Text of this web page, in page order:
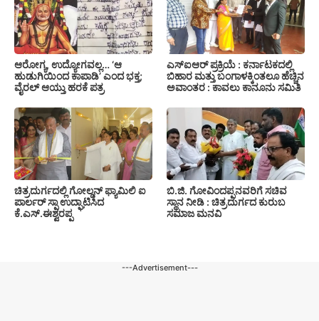
ಆರೋಗ್ಯ, ಉದ್ಯೋಗವಲ್ಲ… ‘ಆ
ಹುಡುಗಿಯಿಂದ ಕಾಪಾಡಿ’ ಎಂದ ಭಕ್ತ;
ವೈರಲ್ ಆಯ್ತು ಹರಕೆ ಪತ್ರ
ಎಸ್‍ಐಆರ್ ಪ್ರಕ್ರಿಯೆ : ಕರ್ನಾಟಕದಲ್ಲಿ
ಬಿಹಾರ ಮತ್ತು ಬಂಗಾಳಕ್ಕಿಂತಲೂ ಹೆಚ್ಚಿನ
ಅವಾಂತರ : ಕಾವಲು ಕಾನೂನು ಸಮಿತಿ
ಚಿತ್ರದುರ್ಗದಲ್ಲಿ ಗೋಲ್ಡನ್ ಫ್ಯಾಮಿಲಿ ಐ
ಪಾರ್ಲರ್ ಸ್ಪಾ ಉದ್ಘಾಟಿಸಿದ
ಕೆ.ಎಸ್.ಈಶ್ವರಪ್ಪ
ಬಿ.ಜಿ. ಗೋವಿಂದಪ್ಪನವರಿಗೆ ಸಚಿವ
ಸ್ಥಾನ ನೀಡಿ : ಚಿತ್ರದುರ್ಗದ ಕುರುಬ
ಸಮಾಜ ಮನವಿ
---Advertisement---